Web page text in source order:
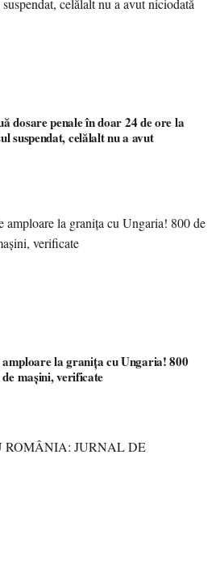
dosare penale în doar 24 de ore la
suspendat, celălalt nu a avut
la granița cu Ungaria! 800
de mașini, verificate